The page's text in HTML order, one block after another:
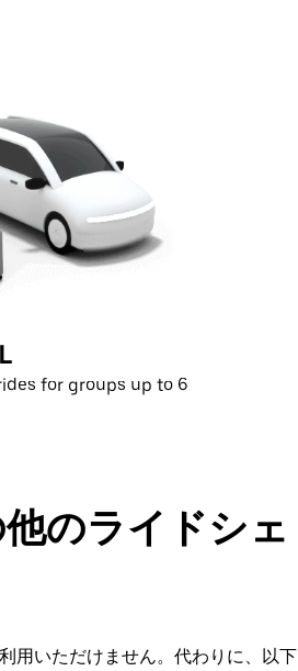
for groups up to 6
のライドシェ
用いただけません。代わりに、以下